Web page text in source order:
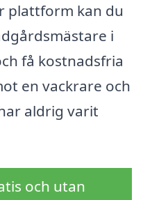
plattform kan du
i
få kostnadsfria
en vackrare och
aldrig varit
och utan